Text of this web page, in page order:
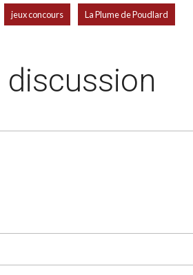
jeux concours La Plume de Poudlard
discussion